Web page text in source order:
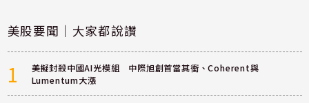
美股要聞｜大家都說讚
1
美擬封殺中國AI光模組 中際旭創首當其衝、Coherent與
Lumentum大漲